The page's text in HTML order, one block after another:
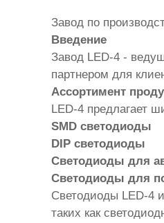
Завод по
Введение
Завод LED-4 -
партнером для
Ассортимент
LED-4 предлагает
SMD светодиоды
DIP светодиоды
Светодиоды для
Светодиоды для
Светодиоды LED-4
таких как